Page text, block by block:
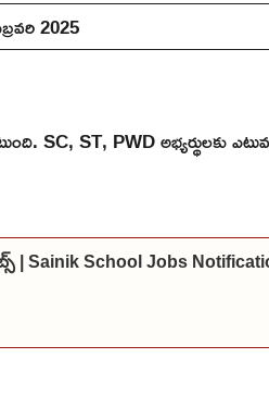
2025
SC, ST, PWD అభ్యర్థులకు
Sainik School Jobs